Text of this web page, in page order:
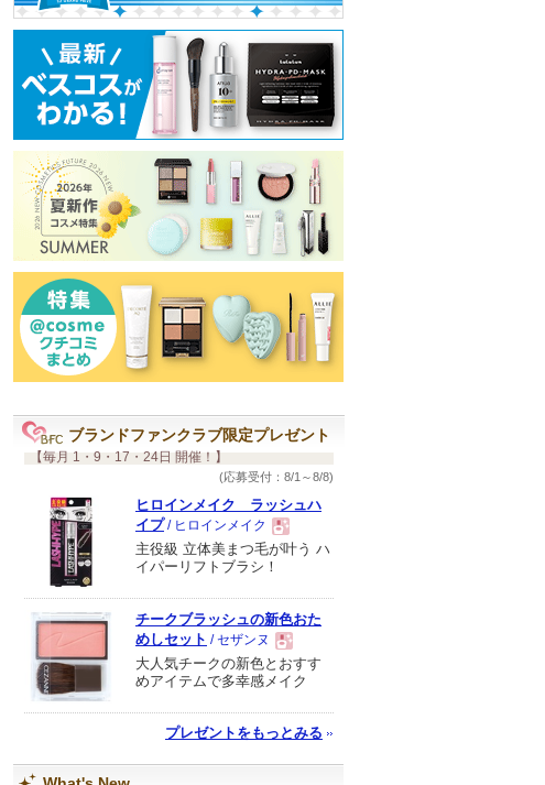
ブランドファンクラブ限定プレゼント
【毎月 1・9・17・24日 開催！】
(応募受付：8/1～8/8)
ヒロインメイク ラッシュハ
イプ/ ヒロインメイク
現
品
主役級 立体美まつ毛が叶う ハ
イパーリフトブラシ！
チークブラッシュの新色おた
めしセット / セザンヌ
現
品
大人気チークの新色とおすす
めアイテムで多幸感メイク
プレゼントをもっとみる